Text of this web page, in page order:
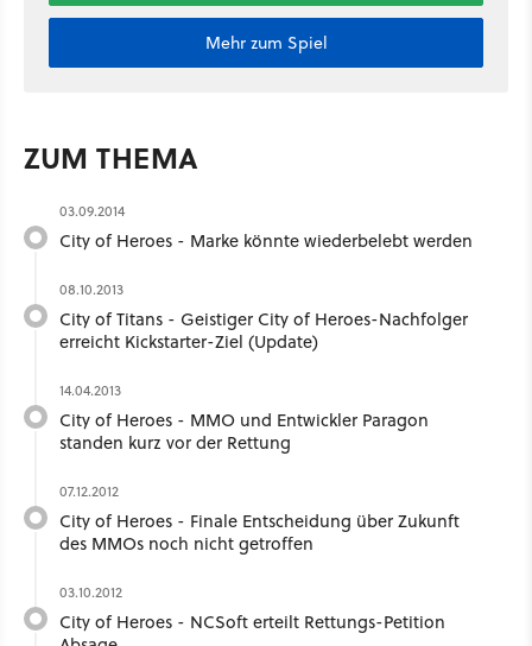
Mehr zum Spiel
ZUM THEMA
03.09.2014
City of Heroes - Marke könnte wiederbelebt werden
08.10.2013
City of Titans - Geistiger City of Heroes-Nachfolger
erreicht Kickstarter-Ziel (Update)
14.04.2013
City of Heroes - MMO und Entwickler Paragon
standen kurz vor der Rettung
07.12.2012
City of Heroes - Finale Entscheidung über Zukunft
des MMOs noch nicht getroffen
03.10.2012
City of Heroes - NCSoft erteilt Rettungs-Petition